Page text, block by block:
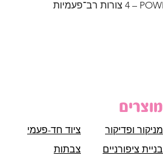
מוצרים
ציוד חד-פעמי
צבתות
מניקור ופדיקור
בניית ציפורניים